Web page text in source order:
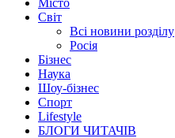
Місто
Світ
Всі новини розділу
Росія
Бізнес
Наука
Шоу-бізнес
Спорт
Lifestyle
БЛОГИ ЧИТАЧІВ